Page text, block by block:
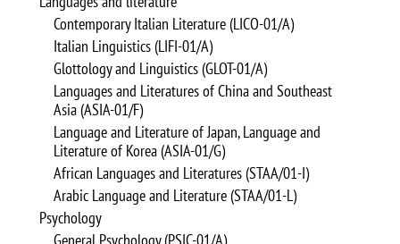
Contemporary Italian Literature (LICO-01/A)
Italian Linguistics (LIFI-01/A)
Glottology and Linguistics (GLOT-01/A)
Languages and Literatures of China and Southeast
Asia (ASIA-01/F)
Language and Literature of Japan, Language and
Literature of Korea (ASIA-01/G)
African Languages and Literatures (STAA/01-I)
Arabic Language and Literature (STAA/01-L)
Psychology